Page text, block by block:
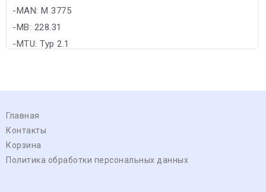
-MAN: M 3775
-MB: 228.31
-MTU: Typ 2.1
Главная
Контакты
Корзина
Политика обработки персональных данных